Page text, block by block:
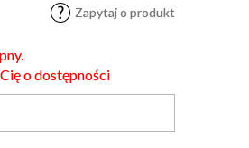
Zapytaj o produkt
o dostępności